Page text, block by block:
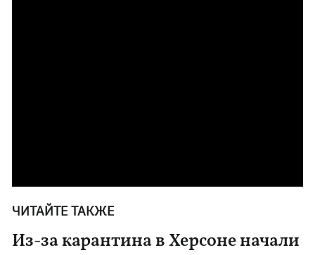
ЧИТАЙТЕ ТАКЖЕ
Из-за карантина в Херсоне начали